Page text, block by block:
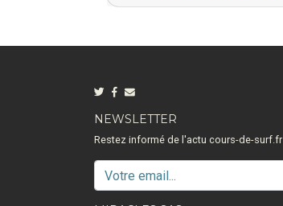
NEWSLETTER
Restez informé de l'actu cours-de-surf.fr